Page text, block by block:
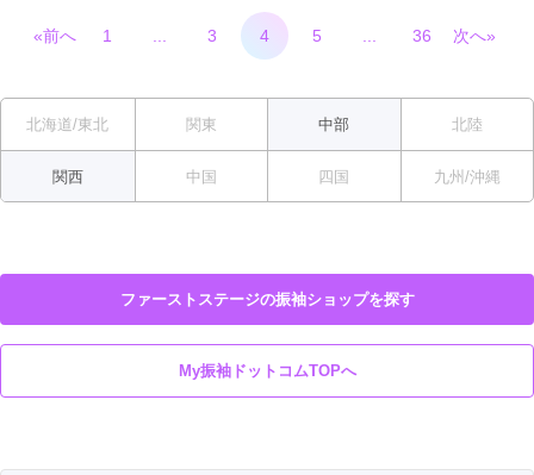
«前へ 1 3 4 5 36 次へ»
北海道/東北 関東 中部 北陸
関西 中国 四国 九州/沖縄
ファーストステージの振袖ショップを探す
My振袖ドットコムTOPへ